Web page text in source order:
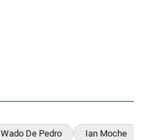
Wado De Pedro Ian Moche